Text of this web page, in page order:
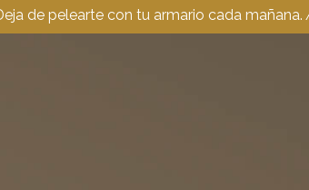
de pelearte con tu armario cada mañana.